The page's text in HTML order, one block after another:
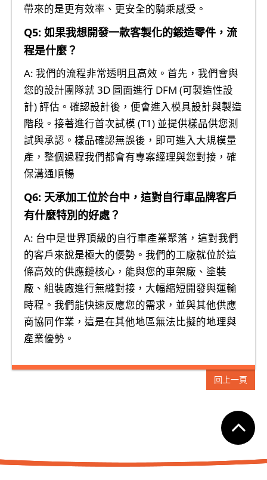
帶來的是更有效率、更安全的騎乘感受。
Q5: 如果我想開發一款客製化的鍛造零件，流
程是什麼？
A: 我們的流程非常透明且高效。首先，我們會與
您的設計團隊就 3D 圖面進行 DFM (可製造性設
計) 評估。確認設計後，便會進入模具設計與製造
階段。接著進行首次試模 (T1) 並提供樣品供您測
試與承認。樣品確認無誤後，即可進入大規模量
產，整個過程我們都會有專案經理與您對接，確
保溝通順暢
Q6: 天承加工位於台中，這對自行車品牌客戶
有什麼特別的好處？
A: 台中是世界頂級的自行車產業聚落，這對我們
的客戶來說是極大的優勢。我們的工廠就位於這
條高效的供應鏈核心，能與您的車架廠、塗裝
廠、組裝廠進行無縫對接，大幅縮短開發與運輸
時程。我們能快速反應您的需求，並與其他供應
商協同作業，這是在其他地區無法比擬的地理與
產業優勢。
回上一頁